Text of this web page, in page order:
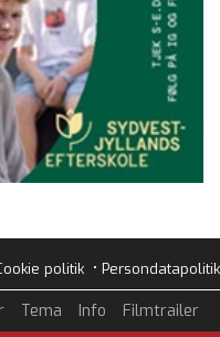
politik• Persondatapolitik
Tema Info Filmtrailer